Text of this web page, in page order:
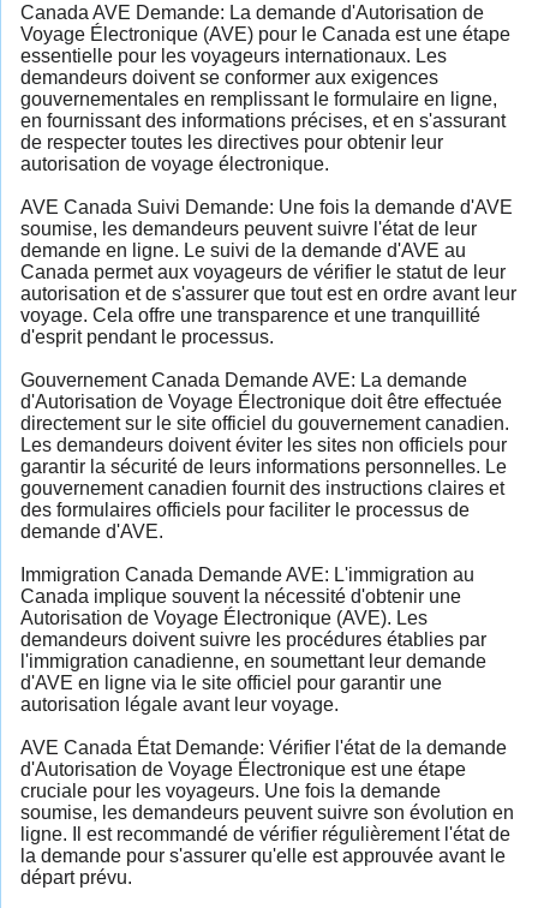
Canada AVE Demande: La demande d'Autorisation de
Voyage Électronique (AVE) pour le Canada est une étape
essentielle pour les voyageurs internationaux. Les
demandeurs doivent se conformer aux exigences
gouvernementales en remplissant le formulaire en ligne,
en fournissant des informations précises, et en s'assurant
de respecter toutes les directives pour obtenir leur
autorisation de voyage électronique.
AVE Canada Suivi Demande: Une fois la demande d'AVE
soumise, les demandeurs peuvent suivre l'état de leur
demande en ligne. Le suivi de la demande d'AVE au
Canada permet aux voyageurs de vérifier le statut de leur
autorisation et de s'assurer que tout est en ordre avant leur
voyage. Cela offre une transparence et une tranquillité
d'esprit pendant le processus.
Gouvernement Canada Demande AVE: La demande
d'Autorisation de Voyage Électronique doit être effectuée
directement sur le site officiel du gouvernement canadien.
Les demandeurs doivent éviter les sites non officiels pour
garantir la sécurité de leurs informations personnelles. Le
gouvernement canadien fournit des instructions claires et
des formulaires officiels pour faciliter le processus de
demande d'AVE.
Immigration Canada Demande AVE: L'immigration au
Canada implique souvent la nécessité d'obtenir une
Autorisation de Voyage Électronique (AVE). Les
demandeurs doivent suivre les procédures établies par
l'immigration canadienne, en soumettant leur demande
d'AVE en ligne via le site officiel pour garantir une
autorisation légale avant leur voyage.
AVE Canada État Demande: Vérifier l'état de la demande
d'Autorisation de Voyage Électronique est une étape
cruciale pour les voyageurs. Une fois la demande
soumise, les demandeurs peuvent suivre son évolution en
ligne. Il est recommandé de vérifier régulièrement l'état de
la demande pour s'assurer qu'elle est approuvée avant le
départ prévu.